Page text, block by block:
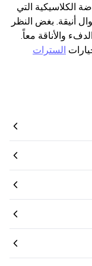
الكلاسيكية التي
أنيقة. بغض النظر
والأناقة معاً.
السترات